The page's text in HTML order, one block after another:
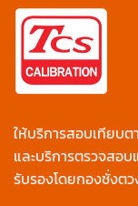
ให้บริการสอบเทียบต
และบริการตรวจสอ
รับรองโดยกองชั่งต